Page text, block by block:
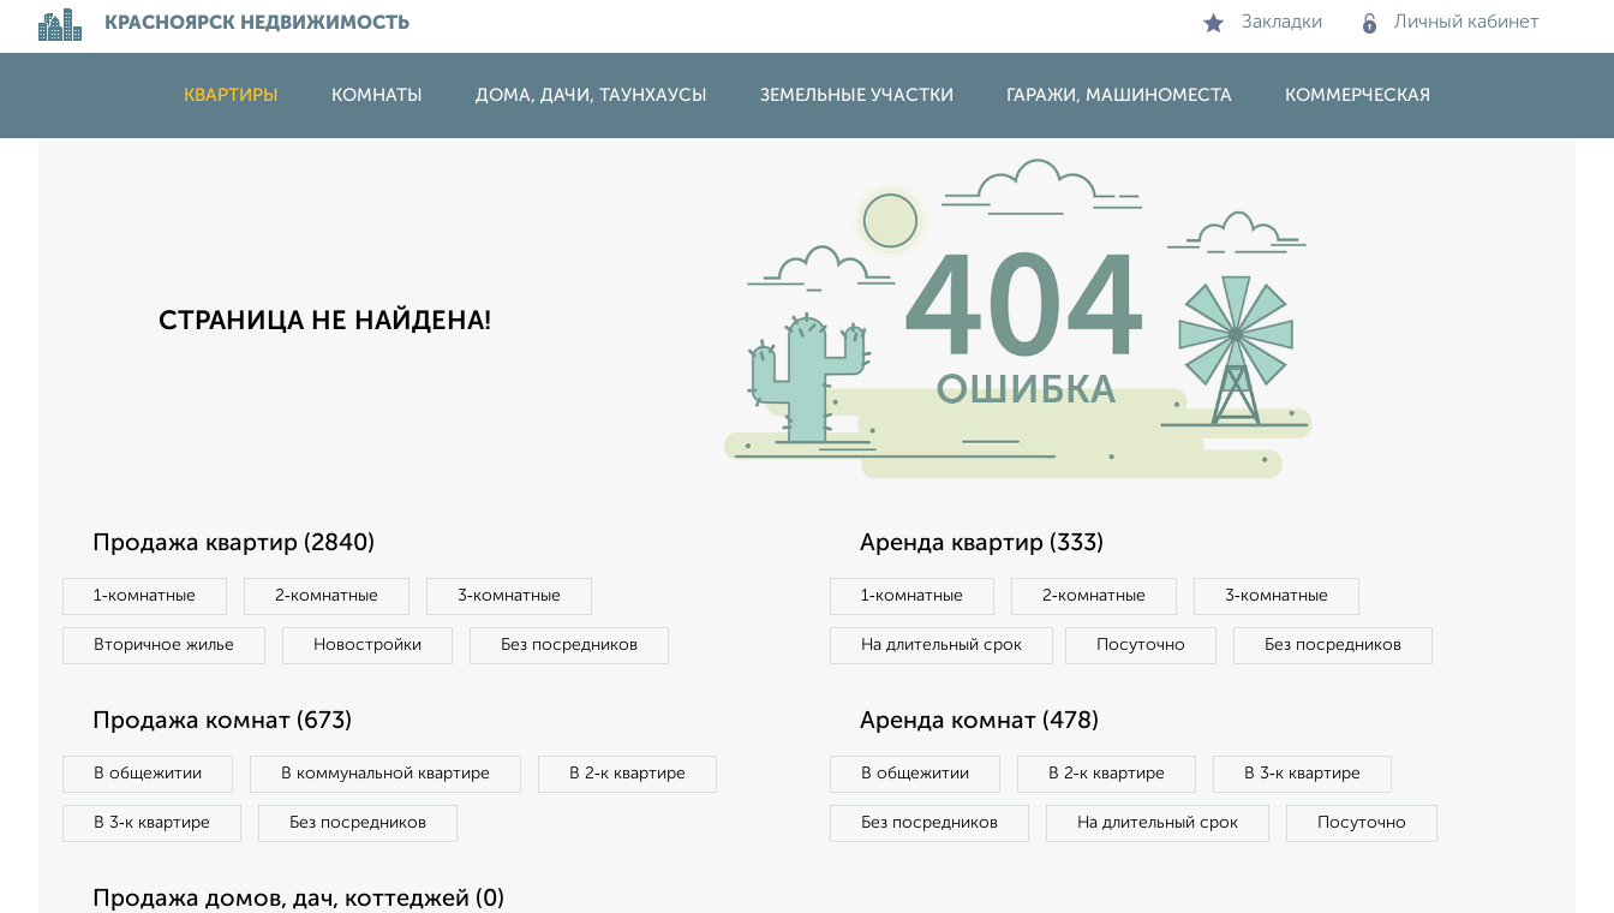
КРАСНОЯРСК НЕДВИЖИМОСТЬ Закладки Личный кабинет
КВАРТИРЫ КОМНАТЫ ДОМА, ДАЧИ, ТАУНХАУСЫ ЗЕМЕЛЬНЫЕ УЧАСТКИ ГАРАЖИ, МАШИНОМЕСТА КОММЕРЧЕСКАЯ
СТРАНИЦА НЕ НАЙДЕНА!
Продажа квартир (2840)
1‑комнатные 2‑комнатные 3‑комнатные
Вторичное жилье Новостройки Без посредников
Аренда квартир (333)
1‑комнатные 2‑комнатные 3‑комнатные
На длительный срок Посуточно Без посредников
Продажа комнат (673)
В общежитии В коммунальной квартире В 2‑к квартире
В 3‑к квартире Без посредников
Аренда комнат (478)
В общежитии В 2‑к квартире В 3‑к квартире
Без посредников На длительный срок Посуточно
Продажа домов, дач, коттеджей (0)